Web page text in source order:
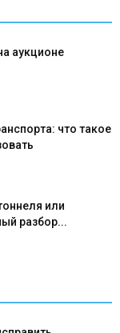
аукционе
что такое
или
разбор...